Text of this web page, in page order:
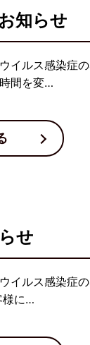
知らせ
イルス感染症
間を変…
せ
イルス感染症
様に…